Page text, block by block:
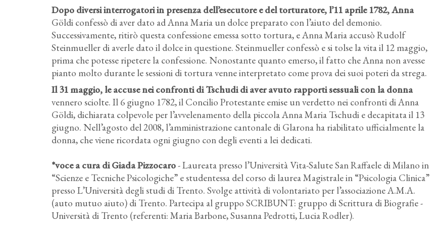
Dopo diversi interrogatori in presenza dell’esecutore e del torturatore, l’11 aprile 1782, Anna
Göldi confessò di aver dato ad Anna Maria un dolce preparato con l’aiuto del demonio.
Successivamente, ritirò questa confessione emessa sotto tortura, e Anna Maria accusò Rudolf
Steinmueller di averle dato il dolce in questione. Steinmueller confessò e si tolse la vita il 12 maggio,
prima che potesse ripetere la confessione. Nonostante quanto emerso, il fatto che Anna non avesse
pianto molto durante le sessioni di tortura venne interpretato come prova dei suoi poteri da strega.
Il 31 maggio, le accuse nei confronti di Tschudi di aver avuto rapporti sessuali con la donna
vennero sciolte. Il 6 giugno 1782, il Concilio Protestante emise un verdetto nei confronti di Anna
Göldi, dichiarata colpevole per l’avvelenamento della piccola Anna Maria Tschudi e decapitata il 13
giugno. Nell’agosto del 2008, l’amministrazione cantonale di Glarona ha riabilitato ufficialmente la
donna, che viene ricordata ogni giugno con degli eventi a lei dedicati.
*voce a cura di Giada Pizzocaro- Laureata presso l’Università Vita-Salute San Raffaele di Milano in
“Scienze e Tecniche Psicologiche” e studentessa del corso di laurea Magistrale in “Psicologia Clinica”
presso L’Università degli studi di Trento. Svolge attività di volontariato per l’associazione A.M.A.
(auto mutuo aiuto) di Trento. Partecipa al gruppo SCRIBUNT: gruppo di Scrittura di Biografie -
Università di Trento (referenti: Maria Barbone, Susanna Pedrotti, Lucia Rodler).